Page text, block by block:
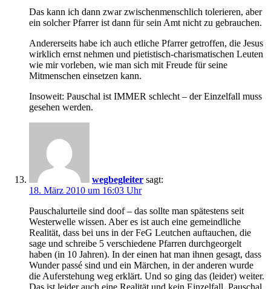
Das kann ich dann zwar zwischenmenschlich tolerieren, aber
ein solcher Pfarrer ist dann für sein Amt nicht zu gebrauchen.
Andererseits habe ich auch etliche Pfarrer getroffen, die Jesus
wirklich ernst nehmen und pietistisch-charismatischen Leuten
wie mir vorleben, wie man sich mit Freude für seine
Mitmenschen einsetzen kann.
Insoweit: Pauschal ist IMMER schlecht – der Einzelfall muss
gesehen werden.
wegbegleiter sagt:
18. März 2010 um 16:03 Uhr
Pauschalurteile sind doof – das sollte man spätestens seit
Westerwelle wissen. Aber es ist auch eine gemeindliche
Realität, dass bei uns in der FeG Leutchen auftauchen, die
sage und schreibe 5 verschiedene Pfarren durchgeorgelt
haben (in 10 Jahren). In der einen hat man ihnen gesagt, dass
Wunder passé sind und ein Märchen, in der anderen wurde
die Auferstehung weg erklärt. Und so ging das (leider) weiter.
Das ist leider auch eine Realität und kein Einzelfall. Pauschal